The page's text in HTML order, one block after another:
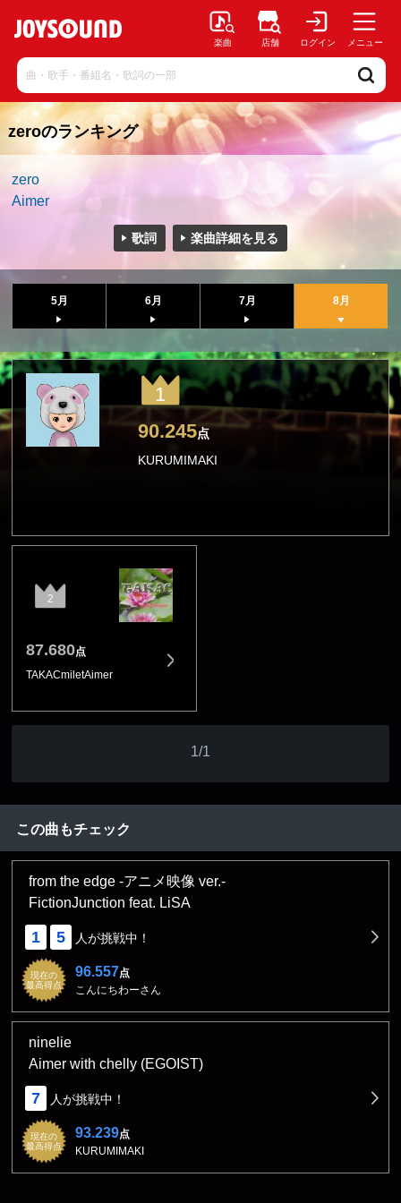
楽曲 店舗 ログイン メニュー
zeroのランキング
zero
Aimer
歌詞 楽曲詳細を見る
5月 6月 7月 8月
1
90.245点
KURUMIMAKI
2
87.680点
TAKACmiletAimer
1/1
この曲もチェック
from the edge -アニメ映像 ver.-
FictionJunction feat. LiSA
1 5 人が挑戦中！
現在の
最高得点
96.557点
こんにちわーさん
ninelie
Aimer with chelly (EGOIST)
7 人が挑戦中！
現在の
最高得点
93.239点
KURUMIMAKI